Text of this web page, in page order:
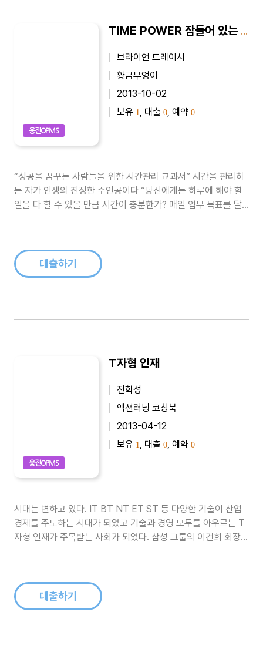
웅진OPMS
TIME POWER 잠들어 있는 시간을 깨워라
브라이언 트레이시
황금부엉이
2013-10-02
보유 1 , 대출 0 , 예약 0
“성공을 꿈꾸는 사람들을 위한 시간관리 교과서” 시간을 관리하
는 자가 인생의 진정한 주인공이다 “당신에게는 하루에 해야 할
일을 다 할 수 있을 만큼 시간이 충분한가? 매일 업무 목표를 달
도 온전히 자신이..
대출하기
웅진OPMS
T자형 인재
전학성
액션러닝 코칭북
2013-04-12
보유 1 , 대출 0 , 예약 0
시대는 변하고 있다. IT BT NT ET ST 등 다양한 기술이 산업
경제를 주도하는 시대가 되었고 기술과 경영 모두를 아우르는 T
자형 인재가 주목받는 사회가 되었다. 삼성 그룹의 이건희 회장도
만 정통한(..대출하기